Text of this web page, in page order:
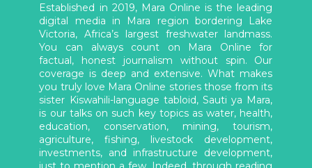
Established in 2019, Mara Online is the leading
digital media in Mara region bordering Lake
Victoria, Africa’s largest freshwater landmass.
You can always count on Mara Online for
factual, honest journalism without spin. Our
coverage is deep and extensive. What makes
you truly love Mara Online stories those from its
sister Kiswahili-language tabloid, Sauti ya Mara,
is our talks on such key topics as water, health,
education, conservation, mining, tourism,
agriculture, fishing, livestock development,
investments, and infrastructure development,